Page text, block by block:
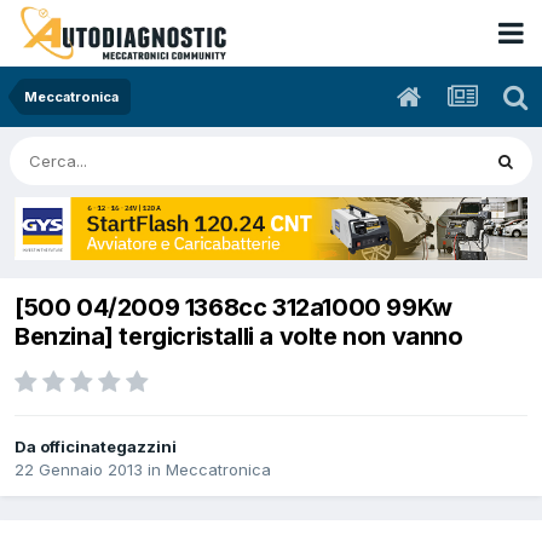
Meccatronica
[500 04/2009 1368cc 312a1000 99Kw
Benzina] tergicristalli a volte non vanno
Da officinategazzini
22 Gennaio 2013 in Meccatronica